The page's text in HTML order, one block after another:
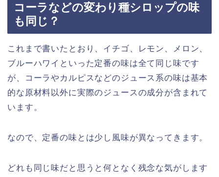
コーラなどの変わり種シロップの味
も同じ？
これまで書いたとおり、イチゴ、レモン、メロン、
ブルーハワイといった定番の味は全て同じ味です
が、コーラやカルピスなどのジュース系の味は基本
的な原材料以外に実際のジュースの成分が含まれて
います。
なので、定番の味とは少し風味が異なってきます。
どれも同じ味だと思うと何となく残念な気がします